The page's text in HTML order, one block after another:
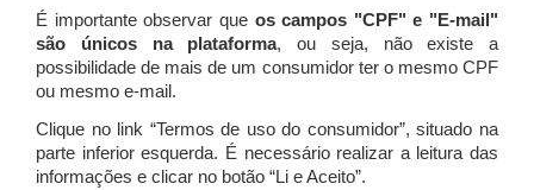
É importante observar que os campos "CPF" e "E-mail"
são únicos na plataforma, ou seja, não existe a
possibilidade de mais de um consumidor ter o mesmo CPF
ou mesmo e-mail.
Clique no link “Termos de uso do consumidor”, situado na
parte inferior esquerda. É necessário realizar a leitura das
informações e clicar no botão “Li e Aceito”.